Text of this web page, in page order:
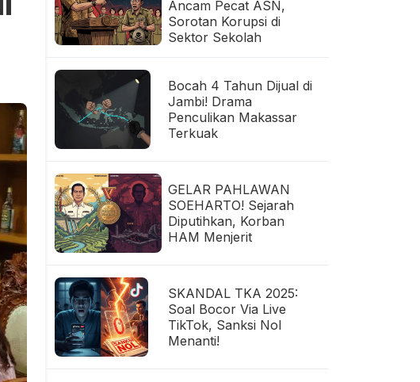
Ancam Pecat ASN,
Sorotan Korupsi di
Sektor Sekolah
Bocah 4 Tahun Dijual di
Jambi! Drama
Penculikan Makassar
Terkuak
GELAR PAHLAWAN
SOEHARTO! Sejarah
Diputihkan, Korban
HAM Menjerit
SKANDAL TKA 2025:
Soal Bocor Via Live
TikTok, Sanksi Nol
Menanti!